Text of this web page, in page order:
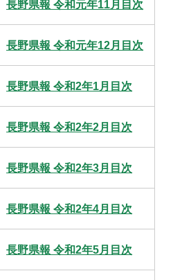
長野県報 令和元年11月目次
長野県報 令和元年12月目次
長野県報 令和2年1月目次
長野県報 令和2年2月目次
長野県報 令和2年3月目次
長野県報 令和2年4月目次
長野県報 令和2年5月目次